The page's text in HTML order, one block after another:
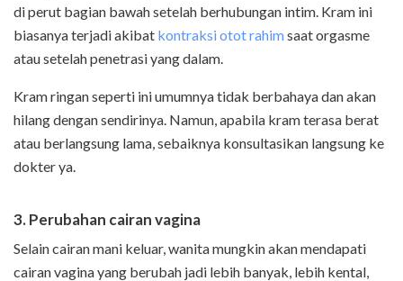
di perut bagian bawah setelah berhubungan intim. Kram ini
biasanya terjadi akibat kontraksi otot rahimsaat orgasme
atau setelah penetrasi yang dalam.
Kram ringan seperti ini umumnya tidak berbahaya dan akan
hilang dengan sendirinya. Namun, apabila kram terasa berat
atau berlangsung lama, sebaiknya konsultasikan langsung ke
dokter ya.
3. Perubahan cairan vagina
Selain cairan mani keluar, wanita mungkin akan mendapati
cairan vagina yang berubah jadi lebih banyak, lebih kental,